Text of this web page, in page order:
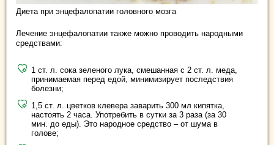
Диета при энцефалопатии головного мозга
Лечение энцефалопатии также можно проводить народными
средствами:
1 ст. л. сока зеленого лука, смешанная с 2 ст. л. меда,
принимаемая перед едой, минимизирует последствия
болезни;
1,5 ст. л. цветков клевера заварить 300 мл кипятка,
настоять 2 часа. Употребить в сутки за 3 раза (за 30
мин. до еды). Это народное средство – от шума в
голове;